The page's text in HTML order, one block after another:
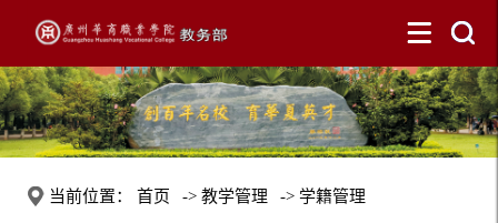
当前位置： 首页 -> 教学管理 -> 学籍管理